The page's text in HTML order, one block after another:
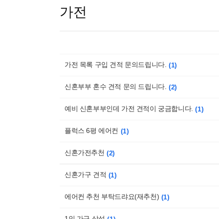
가전
가전 목록 구입 견적 문의드립니다. 1
신혼부부 혼수 견적 문의 드립니다. 2
예비 신혼부부인데 가전 견적이 궁금합니다. 1
플럭스 6평 에어컨 1
신혼가전추천 2
신혼가구 견적 1
에어컨 추천 부탁드랴요(재추천) 1